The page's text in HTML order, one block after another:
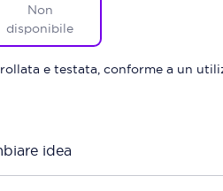
Non
disponibile
e testata, conforme a un
idea